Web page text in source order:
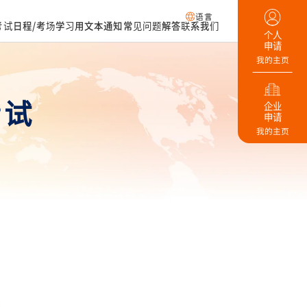
语言
试日程/考场学习用文本通知常见问题解答联系我们
个人
申请
我的主页
企业
申请
我的主页